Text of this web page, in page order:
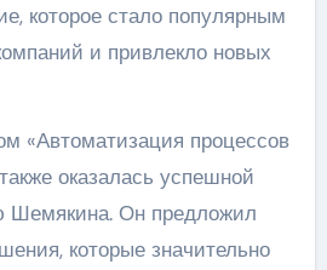
которое стало популярным
и привлекло новых
«Автоматизация процессов
оказалась успешной
Шемякина. Он предложил
которые значительно